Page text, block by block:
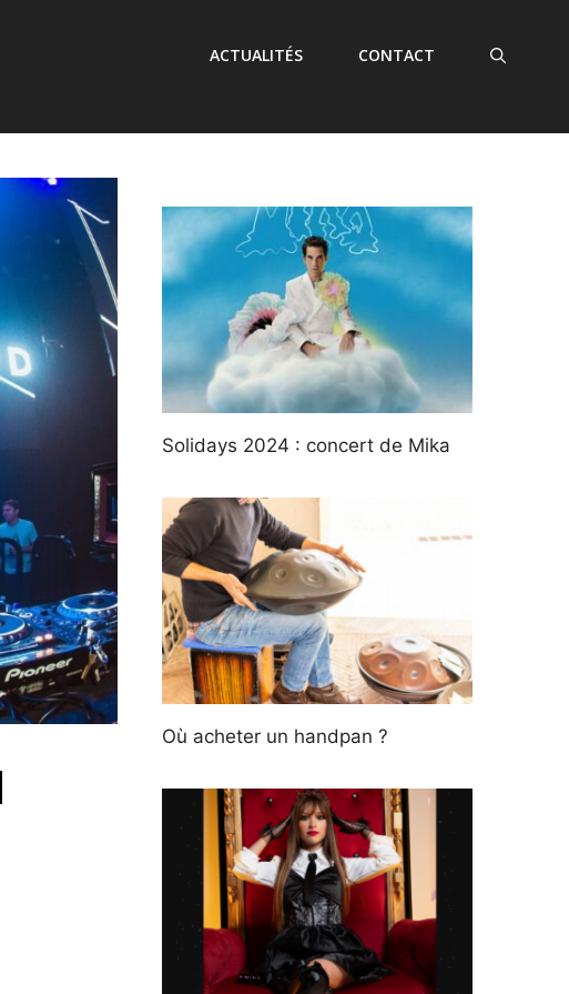
ACTUALITÉS CONTACT
Solidays 2024 : concert de Mika
Où acheter un handpan ?